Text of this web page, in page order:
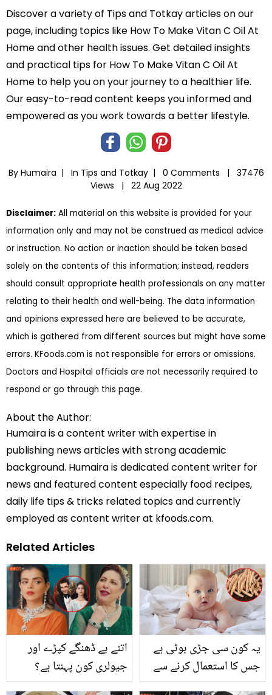
Discover a variety of Tips and Totkay articles on our
page, including topics like How To Make Vitan C Oil At
Home and other health issues. Get detailed insights
and practical tips for How To Make Vitan C Oil At
Home to help you on your journey to a healthier life.
Our easy-to-read content keeps you informed and
empowered as you work towards a better lifestyle.
By Humaira | In Tips and Totkay| 0 Comments |
37476
Views |
22 Aug 2022
Disclaimer: All material on this website is provided for your
information only and may not be construed as medical advice
or instruction. No action or inaction should be taken based
solely on the contents of this information; instead, readers
should consult appropriate health professionals on any matter
relating to their health and well-being. The data information
and opinions expressed here are believed to be accurate,
which is gathered from different sources but might have some
errors. KFoods.com is not responsible for errors or omissions.
Doctors and Hospital officials are not necessarily required to
respond or go through this page.
About the Author:
Humaira is a content writer with expertise in
publishing news articles with strong academic
background. Humaira is dedicated content writer for
news and featured content especially food recipes,
daily life tips & tricks related topics and currently
employed as content writer at kfoods.com.
Related Articles
اتنے بے ڈھنگے کپڑے اور
جیولری کون پہنتا ہے؟
یہ کون سی جڑی بوٹی ہے
جس کا استعمال کرنے سے